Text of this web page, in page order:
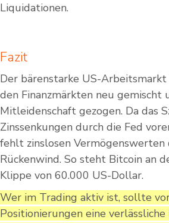
Liquidationen.
Fazit
Der bärenstarke US-
den Finanzmärkten neu gemischt
Mitleidenschaft gezogen. Da das
Zinssenkungen durch die Fed
fehlt zinslosen
Rückenwind. So steht Bitcoin an
Klippe von 60.000 US-Dollar.
Wer im Trading aktiv ist, sollte
Positionierungen eine